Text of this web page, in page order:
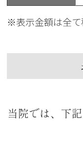
※表示金額は全て
当院では、下